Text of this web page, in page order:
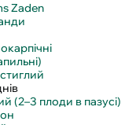
Zaden
(2–3 плоди в пазусі)